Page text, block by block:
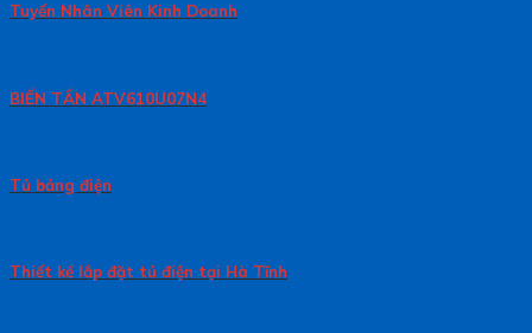
Tuyển Nhân Viên Kinh Doanh
BIẾN TẦN ATV610U07N4
Tủ bảng điện
Thiết kế lắp đặt tủ điện tại Hà Tĩnh